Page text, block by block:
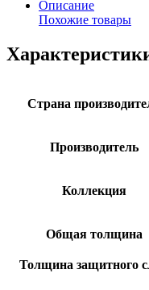
Описание
Похожие товары
Страна
Производитель
Коллекция
Общая толщина
Толщина защитного